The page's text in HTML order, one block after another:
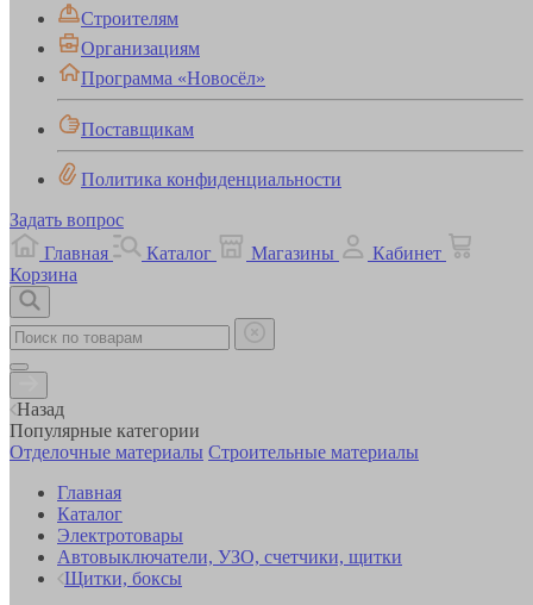
Строителям
Организациям
Программа «Новосёл»
Поставщикам
Политика конфиденциальности
Задать вопрос
Главная
Каталог Магазины
Кабинет
Корзина
Назад
Популярные категории
Отделочные материалы Строительные материалы
Главная
Каталог
Электротовары
Автовыключатели, УЗО, счетчики, щитки
Щитки, боксы